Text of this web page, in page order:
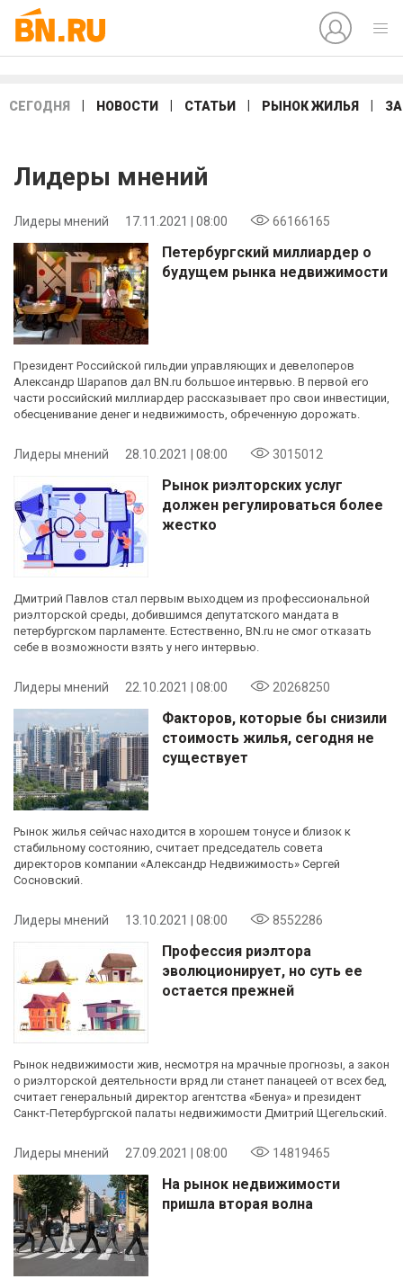
СЕГОДНЯ НОВОСТИ СТАТЬИ РЫНОК ЖИЛЬЯ
Лидеры мнений
Лидеры мнений 17.11.2021 | 08:00 66166165
Петербургский миллиардер о
будущем рынка недвижимости
Президент Российской гильдии управляющих и девелоперов
Александр Шарапов дал BN.ru большое интервью. В первой его
части российский миллиардер рассказывает про свои инвестиции,
обесценивание денег и недвижимость, обреченную дорожать.
Лидеры мнений 28.10.2021 | 08:00 3015012
Рынок риэлторских услуг
должен регулироваться более
жестко
Дмитрий Павлов стал первым выходцем из профессиональной
риэлторской среды, добившимся депутатского мандата в
петербургском парламенте. Естественно, BN.ru не смог отказать
себе в возможности взять у него интервью.
Лидеры мнений 22.10.2021 | 08:00 20268250
Факторов, которые бы снизили
стоимость жилья, сегодня не
существует
Рынок жилья сейчас находится в хорошем тонусе и близок к
стабильному состоянию, считает председатель совета
директоров компании «Александр Недвижимость» Сергей
Сосновский.
Лидеры мнений 13.10.2021 | 08:00 8552286
Профессия риэлтора
эволюционирует, но суть ее
остается прежней
Рынок недвижимости жив, несмотря на мрачные прогнозы, а закон
о риэлторской деятельности вряд ли станет панацеей от всех бед,
считает генеральный директор агентства «Бенуа» и президент
Санкт-Петербургской палаты недвижимости Дмитрий Щегельский.
Лидеры мнений 27.09.2021 | 08:00 14819465
На рынок недвижимости
пришла вторая волна